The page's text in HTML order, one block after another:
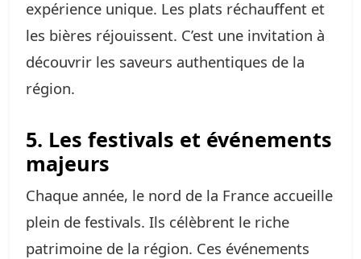
expérience unique. Les plats réchauffent et
les bières réjouissent. C’est une invitation à
découvrir les saveurs authentiques de la
région.
5. Les festivals et événements
majeurs
Chaque année, le nord de la France accueille
plein de festivals. Ils célèbrent le riche
patrimoine de la région. Ces événements